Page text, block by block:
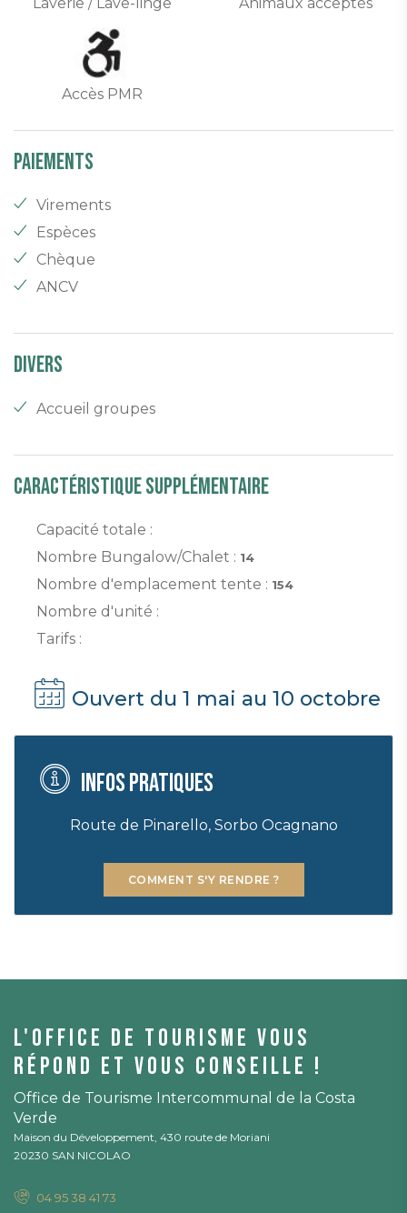
Accès PMR
Paiements
Virements
Espèces
Chèque
ANCV
Divers
Accueil groupes
Caractéristique supplémentaire
Capacité totale :
Nombre Bungalow/Chalet : 14
Nombre d'emplacement tente : 154
Nombre d'unité :
Tarifs :
Ouvert du 1 mai au 10 octobre
Infos pratiques
Route de Pinarello, Sorbo Ocagnano
COMMENT S'Y RENDRE ?
L'office de tourisme vous
répond et vous conseille !
Office de Tourisme Intercommunal de la Costa
Verde
Maison du Développement, 430 route de Moriani
20230 SAN NICOLAO
04 95 38 41 73